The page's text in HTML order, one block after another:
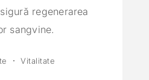
regenerarea
sangvine.
Vitalitate